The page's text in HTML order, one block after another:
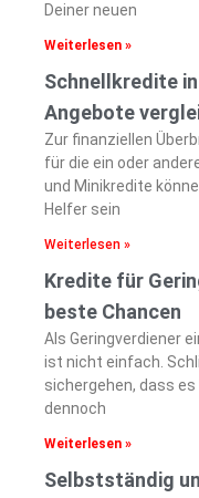
Deiner neuen
Weiterlesen »
Schnellkredite
Angebote
Zur finanziellen
für die ein oder
und Minikredite
Helfer sein
Weiterlesen »
Kredite für
beste Chancen
Als Geringverdiener
ist nicht einfach.
sichergehen, dass es
dennoch
Weiterlesen »
Selbstständig